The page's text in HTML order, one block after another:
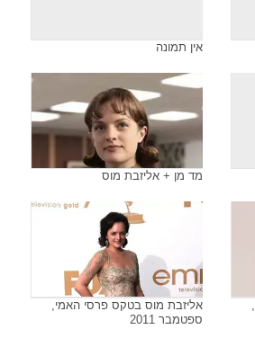
אין תמונה
מד מן + אליזבת מוס
אליזבת מוס בטקס פרסי האמי,
ספטמבר 2011